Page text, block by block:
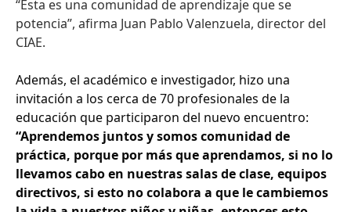
“Esta es una comunidad de aprendizaje que se
potencia”, afirma Juan Pablo Valenzuela, director del
CIAE.
Además, el académico e investigador, hizo una
invitación a los cerca de 70 profesionales de la
educación que participaron del nuevo encuentro:
“Aprendemos juntos y somos comunidad de
práctica, porque por más que aprendamos, si no lo
llevamos cabo en nuestras salas de clase, equipos
directivos, si esto no colabora a que le cambiemos